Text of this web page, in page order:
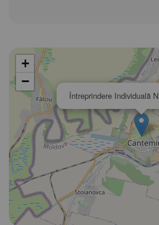
Întreprindere Individuală
+
−